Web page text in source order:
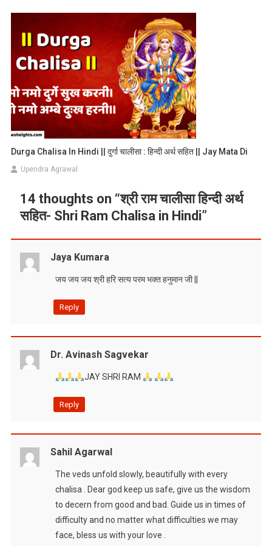
Durga Chalisa In Hindi || दुर्गा चालीसा : हिन्दी अर्थ सहित || Jay Mata Di
Upendra Agrawal
14 thoughts on “श्री राम चालीसा हिन्दी अर्थ
सहित- Shri Ram Chalisa in Hindi”
Jaya Kumara
जय जय जय श्री हरि सत्य परम भक्त हनुमान जी ||
Reply
Dr. Avinash Sagvekar
JAY SHRI RAM
Reply
Sahil Agarwal
The veds unfold slowly, beautifully with every
chalisa . Dear god keep us safe, give us the wisdom
to decern from good and bad. Guide us in times of
difficulty and no matter what difficulties we may
face, bless us with your love .